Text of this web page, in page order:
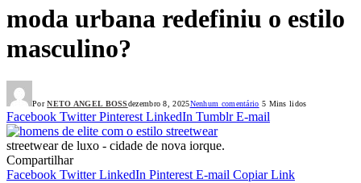
moda urbana redefiniu o estilo
masculino?
Por NETO ANGEL BOSSdezembro 8, 2025Nenhum comentário 5 Mins lidos
Facebook Twitter Pinterest LinkedIn Tumblr E-mail
streetwear de luxo - cidade de nova iorque.
Compartilhar
Facebook Twitter LinkedIn Pinterest E-mail Copiar Link